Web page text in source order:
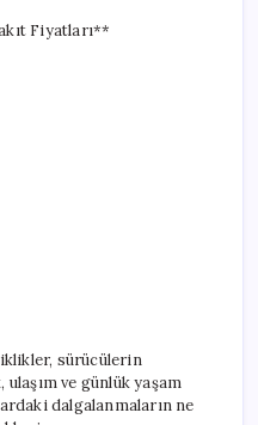
Fiyatları**
sürücülerin
ve günlük yaşam
dalgalanmaların ne